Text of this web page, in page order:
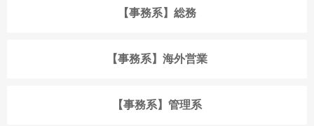
【事務系】総務
【事務系】海外営業
【事務系】管理系